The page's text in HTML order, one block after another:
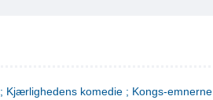
Kjærlighedens komedie ; Kongs-emnerne